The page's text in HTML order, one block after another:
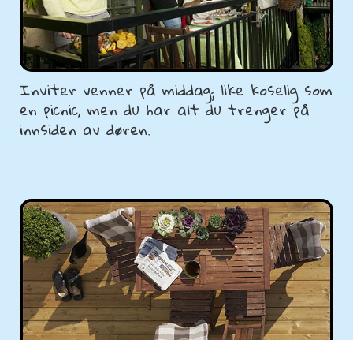
Inviter venner på middag; like koselig som
en picnic, men du har alt du trenger på
innsiden av døren.